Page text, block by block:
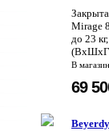
Mirage
до 23
В
69